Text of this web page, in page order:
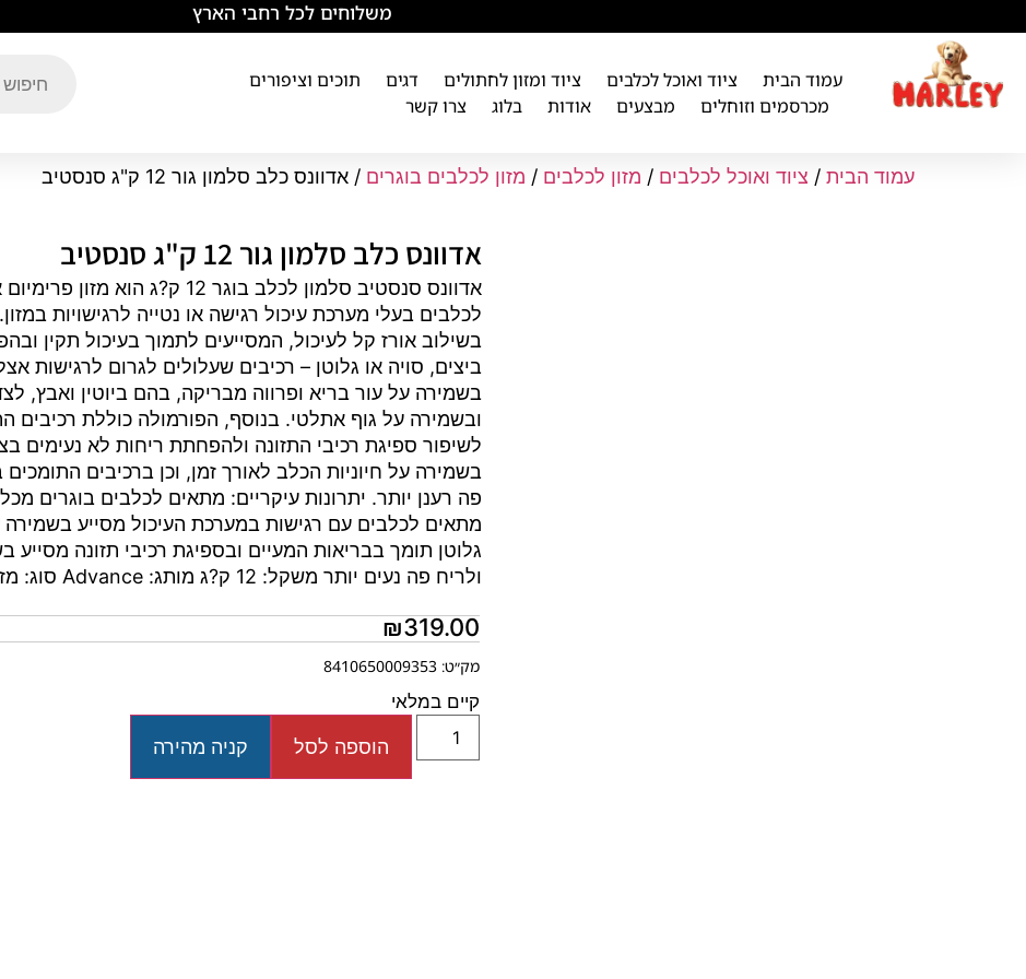
משלוחים לכל רחבי הארץ
עמוד הבית ציוד ואוכל לכלבים ציוד ומזון לחתולים דגים
תוכים וציפורים
מכרסמים וזוחלים
מבצעים אודות בלוג צרו קשר
עמוד הבית / ציוד ואוכל לכלבים / מזון לכלבים / מזון לכלבים בוגרים / אדוונס כלב סלמון גור 12 ק"ג סנסטיב
אדוונס כלב סלמון גור 12 ק"ג סנסטיב
אדוונס סנסטיב סלמון לכלב
לכלבים בעלי מערכת עיכול רגישה או נטייה לרגישויות
בשילוב אורז קל לעיכול, המסייעים לתמוך בעיכול תקין
ביצים, סויה או גלוטן – רכיבים שעלולים לגרום לרגישות
בשמירה על עור בריא ופרווה מבריקה, בהם ביוטין ואבץ,
ובשמירה על גוף אתלטי. בנוסף, הפורמולה כוללת רכיבים
לשיפור ספיגת רכיבי התזונה ולהפחתת ריחות לא נעימים
בשמירה על חיוניות הכלב לאורך זמן, וכן ברכיבים
פה רענן יותר. יתרונות עיקריים: מתאים לכלבים בוגרים
מתאים לכלבים עם רגישות במערכת העיכול מסייע בשמירה
גלוטן תומך בבריאות המעיים ובספיגת רכיבי תזונה
ולריח פה נעים יותר משקל: 12 ק?ג מותג: Advance סוג: מזון יבש לכלבים בוגרים טעם עיקרי: סלמון
₪319.00
מק״ט: 8410650009353
קיים במלאי
הוספה לסל קניה מהירה